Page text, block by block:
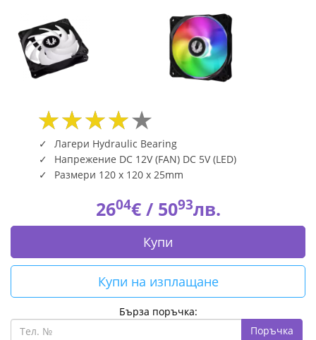
Лагери Hydraulic Bearing
Напрежение DC 12V (FAN) DC 5V (LED)
Размери 120 x 120 x 25mm
2604€ / 5093лв.
Купи
Купи на изплащане
Бърза поръчка:
Поръчка